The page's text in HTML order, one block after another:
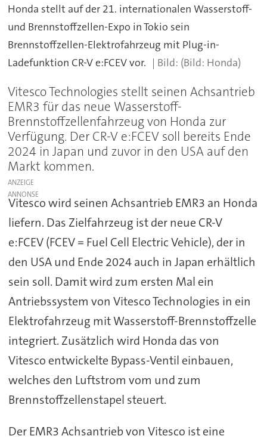
Honda stellt auf der 21. internationalen Wasserstoff-
und Brennstoffzellen-Expo in Tokio sein
Brennstoffzellen-Elektrofahrzeug mit Plug-in-
Ladefunktion CR-V e:FCEV vor.
(Bild: Honda)
Vitesco Technologies stellt seinen Achsantrieb
EMR3 für das neue Wasserstoff-
Brennstoffzellenfahrzeug von Honda zur
Verfügung. Der CR-V e:FCEV soll bereits Ende
2024 in Japan und zuvor in den USA auf den
Markt kommen.
ANZEIGE
Vitesco wird seinen Achsantrieb EMR3 an Honda
liefern. Das Zielfahrzeug ist der neue CR-V
e:FCEV (FCEV = Fuel Cell Electric Vehicle), der in
den USA und Ende 2024 auch in Japan erhältlich
sein soll. Damit wird zum ersten Mal ein
Antriebssystem von Vitesco Technologies in ein
Elektrofahrzeug mit Wasserstoff-Brennstoffzelle
integriert. Zusätzlich wird Honda das von
Vitesco entwickelte Bypass-Ventil einbauen,
welches den Luftstrom vom und zum
Brennstoffzellenstapel steuert.
Der EMR3 Achsantrieb von Vitesco ist eine